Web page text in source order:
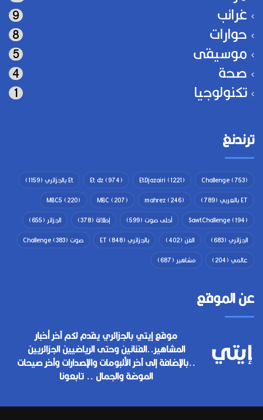
غرائب 9
حوارات 8
موسيقى 5
صحة 4
تكنولوجيا 1
ترندنغ
Challenge(753)
EtDjazairi (1221)
Et dz(974) Et بالجزائري
(1159)
ET بالعربي
(789)
mahrez(246)
MBC(207)
MBC5 (220)
SawtChallenge(194) أحلى صوت (599) إطلالة (378) الجزائر (655)
الجزائري (683) الفن (402) بالجزائري ET (848) صوت Challenge (383)
عالمي (204) مشاهير (687)
عن الموقع
موقع إيتي بالجزائري يقدم لكم آخر أخبار
المشاهير..الفنانين وحتى الرياضيين الجزائريين
..بالإضافة إلى آخر الألبومات والإصدارات وآخر صيحات
الموضة والجمال .. تابعونا